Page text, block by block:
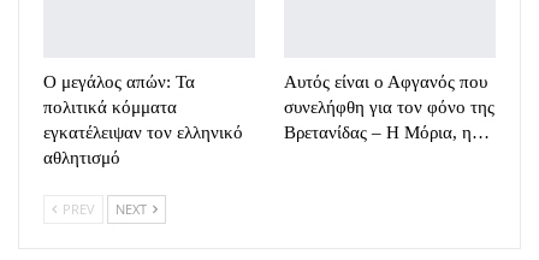
Ο μεγάλος απών: Τα
πολιτικά κόμματα
εγκατέλειψαν τον ελληνικό
αθλητισμό
Αυτός είναι ο Αφγανός που
συνελήφθη για τον φόνο της
Βρετανίδας – Η Μόρια, η…
PREV NEXT